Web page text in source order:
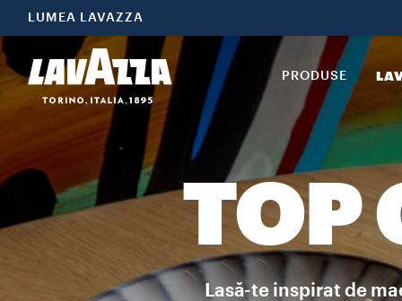
LUMEA LAVAZZA
PRODUSE
TOP
Lasă-te inspirat de